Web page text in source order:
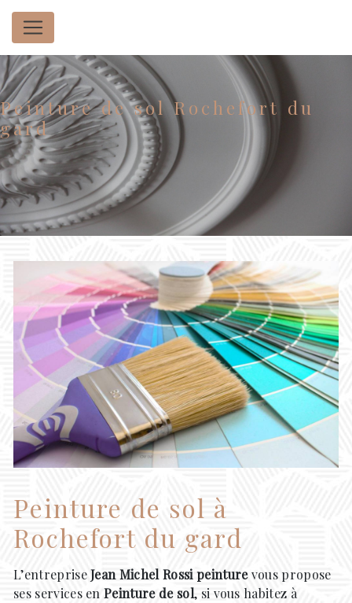
Panneau de gestion des cookies
Peinture de sol Rochefort du
gard
Peinture de sol à
Rochefort du gard
L’entrepriseJean Michel Rossi peinturevous propose
ses services enPeinture de sol, si vous habitez à